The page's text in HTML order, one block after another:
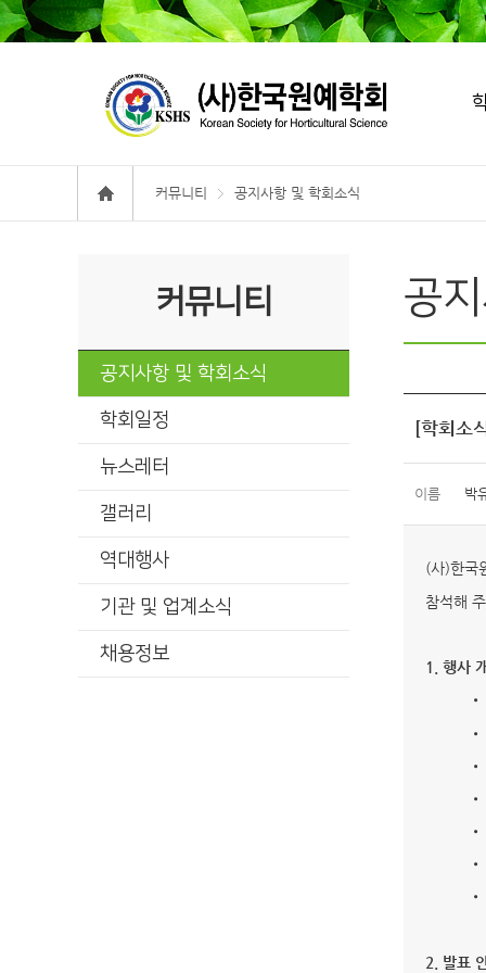
커뮤니티 공지사항 및 학회소식
커뮤니티
공지사항 및 학회소식
학회일정
뉴스레터
갤러리
역대행사
기관 및 업계소식
채용정보
공
[학회소
이름 박
(사)한국
참석해
1. 행사
•
•
•
•
•
•
•
2. 발표